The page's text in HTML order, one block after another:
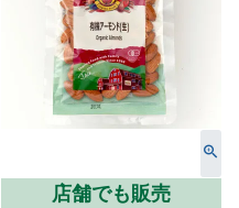
店舗でも販売